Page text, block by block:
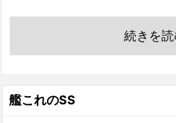
続きを読
艦これのSS